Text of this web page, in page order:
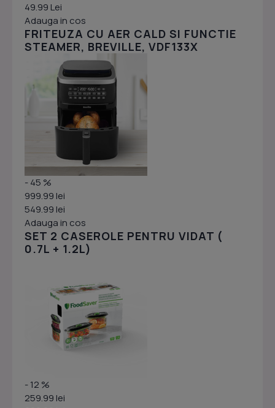
49.99 Lei
Adauga in cos
FRITEUZA CU AER CALD SI FUNCTIE
STEAMER, BREVILLE, VDF133X
- 45 %
999.99 lei
549.99 lei
Adauga in cos
SET 2 CASEROLE PENTRU VIDAT (
0.7L + 1.2L)
- 12 %
259.99 lei